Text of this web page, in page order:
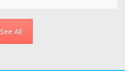
See All